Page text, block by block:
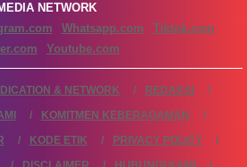
NETWORK
Whatsapp.com
Tiktok.com
Youtube.com
& NETWORK
REDAKSI
KOMITMEN KEBERAGAMAN
KODE ETIK
PRIVACY POLICY